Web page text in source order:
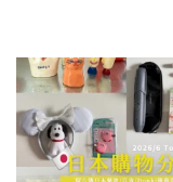
💭留言「免費」傳日本
貨/機場/Donki/折價
555